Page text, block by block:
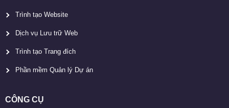
Trình tạo Website
Dịch vụ Lưu trữ Web
Trình tạo Trang đích
Phần mềm Quản lý Dự án
CÔNG CỤ